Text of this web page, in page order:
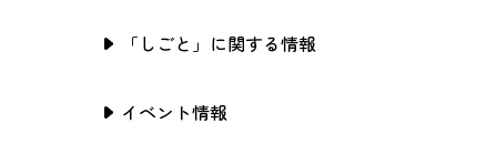
「しごと」に関する情報
イベント情報